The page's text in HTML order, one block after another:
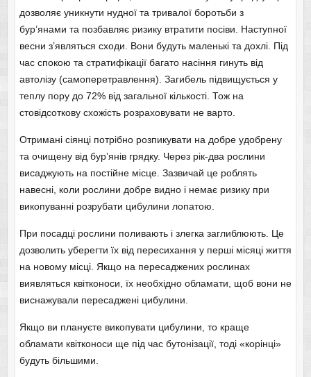
дозволяє уникнути нудної та тривалої боротьби з
бур’янами та позбавляє ризику втратити посіви. Наступної
весни з’являться сходи. Вони будуть маленькі та дохлі. Під
час спокою та стратифікації багато насіння гинуть від
автолізу (самоперетравлення). Загибель підвищується у
теплу пору до 72% від загальної кількості. Тож на
стовідсоткову схожість розраховувати не варто.
Отримані сіянці потрібно розпикувати на добре удобрену
та очищену від бур’янів грядку. Через рік-два рослини
висаджують на постійне місце. Зазвичай це роблять
навесні, коли рослини добре видно і немає ризику при
викопуванні розрубати цибулини лопатою.
При посадці рослини поливають і злегка заглиблюють. Це
дозволить уберегти їх від пересихання у перші місяці життя
на новому місці. Якщо на пересаджених рослинах
виявляться квітконоси, їх необхідно обламати, щоб вони не
виснажували пересаджені цибулини.
Якщо ви плануєте викопувати цибулини, то краще
обламати квітконоси ще під час бутонізації, тоді «корінці»
будуть більшими.